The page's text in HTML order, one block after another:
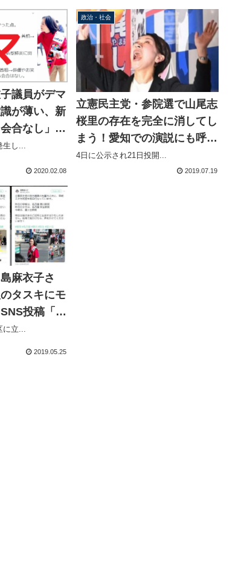
議員がデマ
が薄い、新
合なし」←
、想像で批
生し...
2020.02.08
政治・社会
立憲民主党・参院選で山尾志
桜里の存在を完全に消してし
まう！愛知での演説にも呼ば
ず完全封印、SNSも停止中
4日に公示され21日投開...
2019.07.19
麻衣子さ
タスキにモ
投稿「ギ
でも？
に立...
2019.05.25